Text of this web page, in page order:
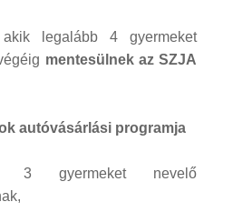
legalább 4 gyermeket
mentesülnek az SZJA
autóvásárlási programja
3 gyermeket nevelő